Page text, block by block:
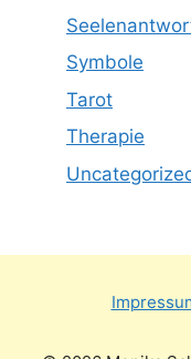
Symbole
Tarot
Therapie